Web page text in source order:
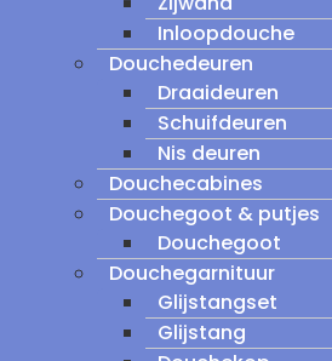
Inloopdouche
Douchedeuren
Draaideuren
Schuifdeuren
Nis deuren
Douchecabines
Douchegoot & putjes
Douchegoot
Douchegarnituur
Glijstangset
Glijstang